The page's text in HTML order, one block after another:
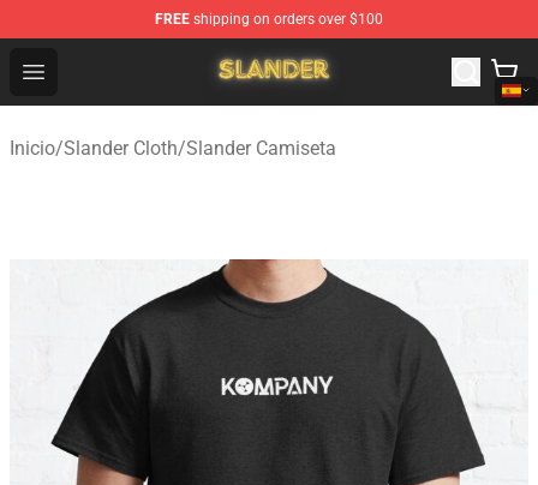
FREE shipping on orders over $100
Open menu
Slander Shop - Official Slander Merchandise Store
Inicio/Slander Cloth/Slander Camiseta